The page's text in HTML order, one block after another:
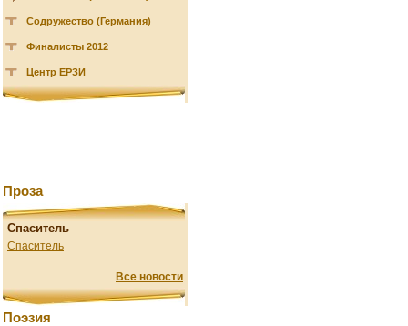
Содружество (Германия)
Финалисты 2012
Центр ЕРЗИ
Проза
Спаситель
Спаситель
Все новости
Поэзия